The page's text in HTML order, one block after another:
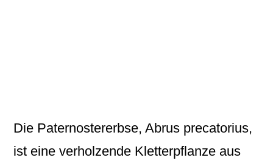
Die Paternostererbse, Abrus precatorius,
ist eine verholzende Kletterpflanze aus